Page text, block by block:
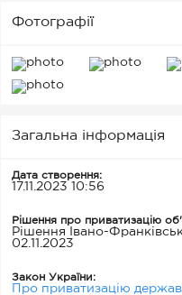
Фотографії
Загальна інформація
Дата створення:
17.11.2023 10:56
Рішення про приватизацію
Рішення Івано-
02.11.2023
Закон України:
Про приватизацію